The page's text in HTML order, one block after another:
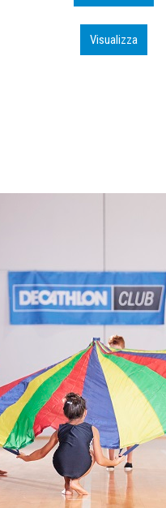
Visualizza